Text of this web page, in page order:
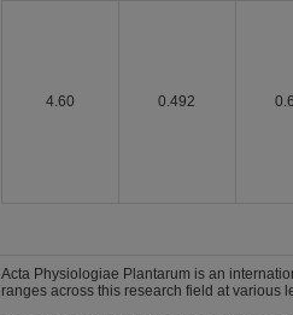
4.60 0.492
Acta Physiologiae Plantarum is an
ranges across this research field at various